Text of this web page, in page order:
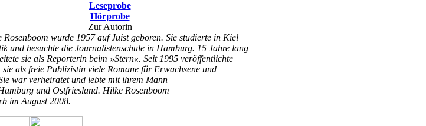
Leseprobe
Hörprobe
Zur Autorin
Rosenboom wurde 1957 auf Juist geboren. Sie studierte in Kiel
und besuchte die Journalistenschule in Hamburg. 15 Jahre lang
sie als Reporterin beim »Stern«. Seit 1995 veröffentlichte
sie als freie Publizistin viele Romane für Erwachsene und
war verheiratet und lebte mit ihrem Mann
und Ostfriesland. Hilke Rosenboom
im August 2008.